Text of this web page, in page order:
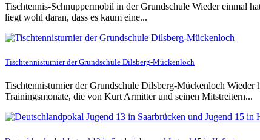
Tischtennis-Schnuppermobil in der Grundschule Wieder einmal
liegt wohl daran, dass es kaum eine...
Tischtennisturnier der Grundschule Dilsberg-Mückenloch
Tischtennisturnier der Grundschule Dilsberg-Mückenloch
Trainingsmonate, die von Kurt Armitter und seinen Mitstreitern...